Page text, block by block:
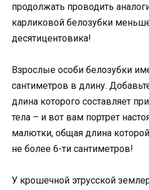
продолжать проводить
карликовой белозубки
десятицентовика!
Взрослые особи белозубки
сантиметров в длину.
длина которого составляет
тела – и вот вам портрет
малютки, общая длина
не более 6-ти сантиметров!
У крошечной этрусской